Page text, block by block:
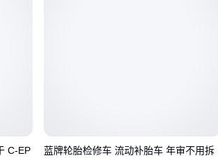
加不必要的操作复杂度。
C-EP
蓝牌轮胎检修车 流动补胎车 年审不用拆